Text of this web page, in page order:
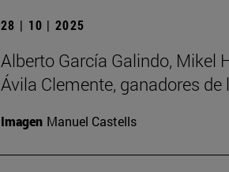
28 | 10 | 2025
Alberto García Galindo, Mikel
Ávila Clemente, ganadores
Imagen Manuel Castells